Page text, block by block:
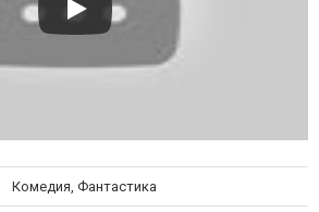
Комедия, Фантастика